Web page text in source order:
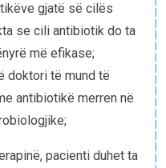
gjatë së cilës
se cili antibiotik do ta
më efikase;
doktori të mund të
antibiotikë merren në
pacienti duhet ta